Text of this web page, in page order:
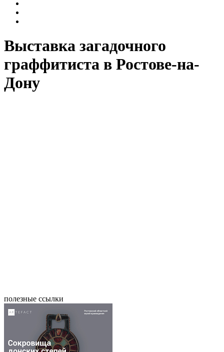
Выставка загадочного
граффитиста в Ростове-на-
Дону
полезные ссылки